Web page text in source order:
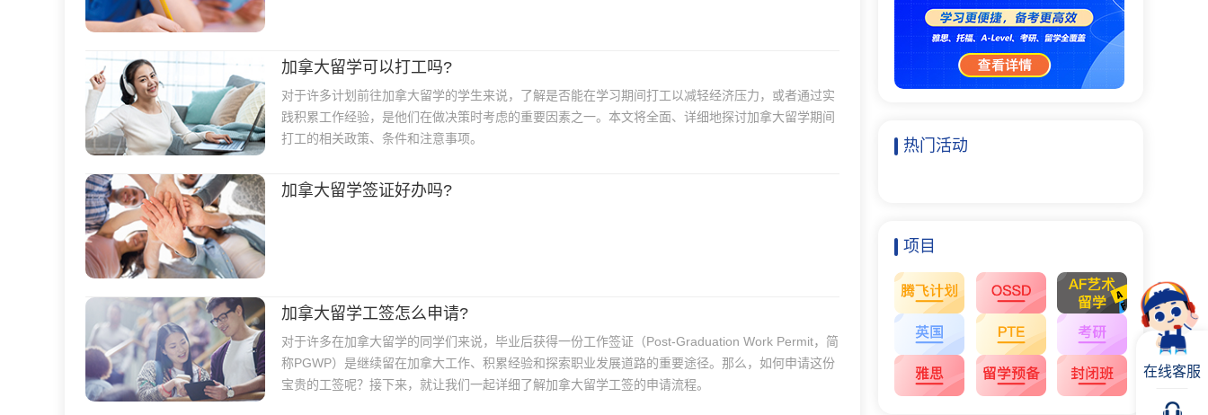
加拿大留学可以打工吗?
对于许多计划前往加拿大留学的学生来说，了解是否能在学习期间打工以减轻经济压力，或者通过实
践积累工作经验，是他们在做决策时考虑的重要因素之一。本文将全面、详细地探讨加拿大留学期间
打工的相关政策、条件和注意事项。
加拿大留学签证好办吗?
加拿大留学工签怎么申请?
对于许多在加拿大留学的同学们来说，毕业后获得一份工作签证（Post-Graduation Work Permit，简
称PGWP）是继续留在加拿大工作、积累经验和探索职业发展道路的重要途径。那么，如何申请这份
宝贵的工签呢？接下来，就让我们一起详细了解加拿大留学工签的申请流程。
热门活动
项目
在线客服